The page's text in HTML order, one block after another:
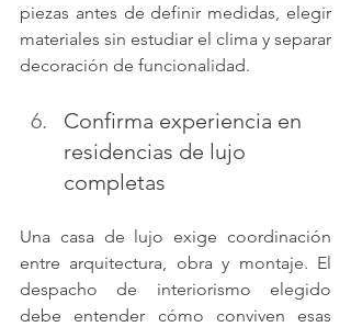
piezas antes de definir medidas, elegir
materiales sin estudiar el clima y separar
decoración de funcionalidad.
Confirma experiencia en
residencias de lujo
completas
Una casa de lujo exige coordinación
entre arquitectura, obra y montaje. El
despacho de interiorismo elegido
debe entender cómo conviven esas